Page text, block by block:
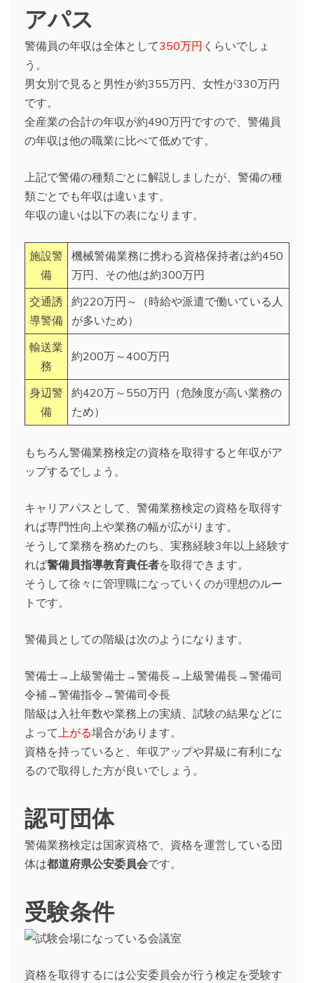
アパス
警備員の年収は全体として350万円 くらいでしょ
う。
男女別で見ると男性が約355万円、女性が330万円
です。
全産業の合計の年収が約490万円ですので、警備員
の年収は他の職業に比べて低めです。
上記で警備の種類ごとに解説しましたが、警備の種
類ごとでも年収は違います。
年収の違いは以下の表になります。
施設警
備
機械警備業務に携わる資格保持者は約450
万円、その他は約300万円
交通誘
導警備
約220万円～（時給や派遣で働いている人
が多いため）
輸送業
務
約200万～400万円
身辺警
備
約420万～550万円（危険度が高い業務の
ため）
もちろん警備業務検定の資格を取得すると年収がア
ップするでしょう。
キャリアパスとして、警備業務検定の資格を取得す
れば専門性向上や業務の幅が広がります。
そうして業務を務めたのち、実務経験3年以上経験す
れば警備員指導教育責任者を取得できます。
そうして徐々に管理職になっていくのが理想のルー
トです。
警備員としての階級は次のようになります。
警備士→上級警備士→警備長→上級警備長→警備司
令補→警備指令→警備司令長
階級は入社年数や業務上の実績、試験の結果などに
よって上がる場合があります。
資格を持っていると、年収アップや昇級に有利にな
るので取得した方が良いでしょう。
認可団体
警備業務検定は国家資格で、資格を運営している団
体は都道府県公安委員会です。
受験条件
資格を取得するには公安委員会が行う検定を受験す